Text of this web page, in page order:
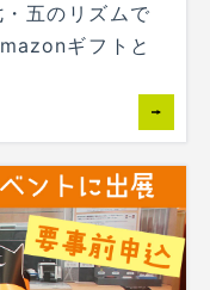
五のリズムで
ギフトと